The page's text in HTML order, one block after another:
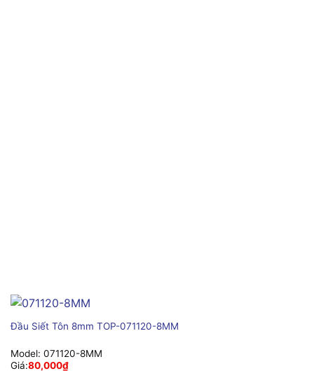
Đầu Siết Tôn 8mm TOP-071120-8MM
Model: 071120-8MM
Giá:80,000₫